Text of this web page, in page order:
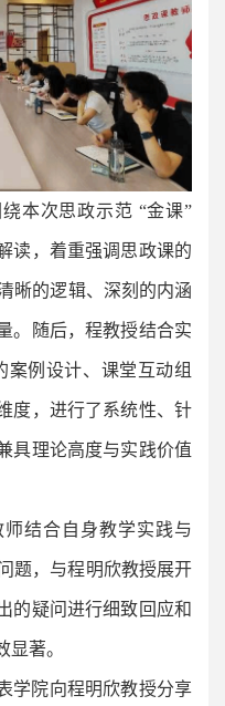
本次思政示范 “金课”
读，着重强调思政课的
晰的逻辑、深刻的内涵
。随后，程教授结合实
案例设计、课堂互动组
度，进行了系统性、针
具理论高度与实践价值
结合自身教学实践与
题，与程明欣教授展开
的疑问进行细致回应和
著。
学院向程明欣教授分享